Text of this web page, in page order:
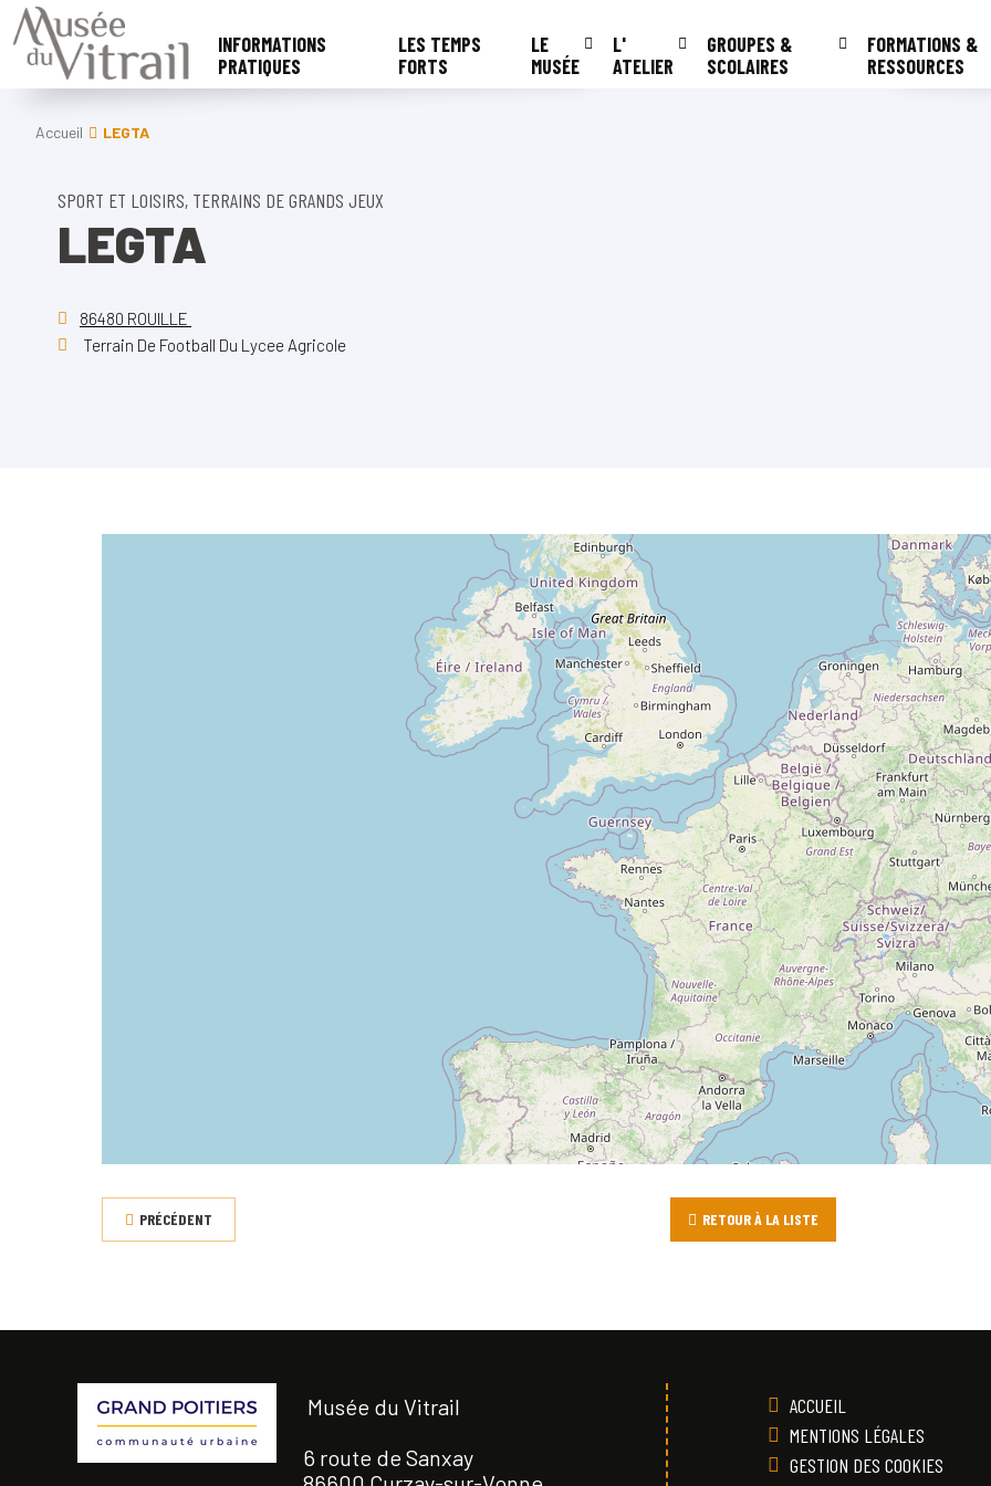
INFORMATIONS
PRATIQUES
LES TEMPS
FORTS
LE
MUSÉE
L'
ATELIER
GROUPES &
SCOLAIRES
FORMATIONS &
RESSOURCES
Accueil LEGTA
SPORT ET LOISIRS, TERRAINS DE GRANDS JEUX
LEGTA
86480 ROUILLE
Terrain De Football Du Lycee Agricole
PRÉCÉDENT RETOUR À LA LISTE
Musée du Vitrail
6 route de Sanxay
ACCUEIL
MENTIONS LÉGALES
GESTION DES COOKIES